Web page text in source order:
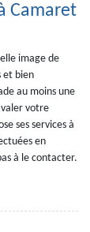
Camaret
image de
et bien
au moins une
votre
ses services à
en
à le contacter.